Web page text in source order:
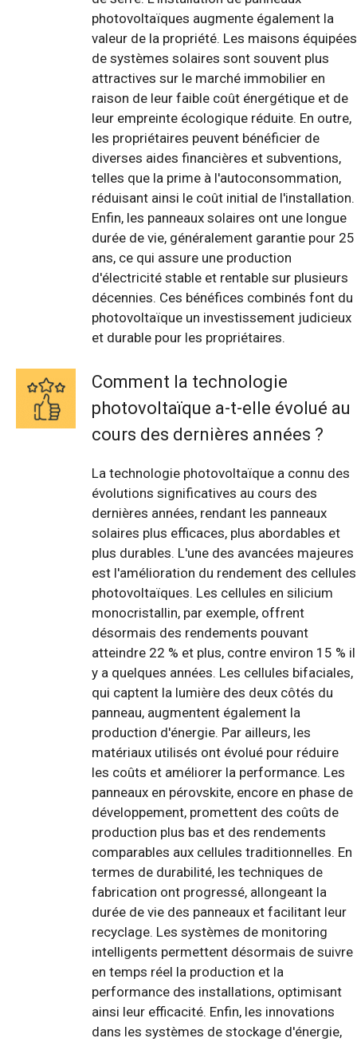
photovoltaïques augmente également la
valeur de la propriété. Les maisons équipées
de systèmes solaires sont souvent plus
attractives sur le marché immobilier en
raison de leur faible coût énergétique et de
leur empreinte écologique réduite. En outre,
les propriétaires peuvent bénéficier de
diverses aides financières et subventions,
telles que la prime à l'autoconsommation,
réduisant ainsi le coût initial de l'installation.
Enfin, les panneaux solaires ont une longue
durée de vie, généralement garantie pour 25
ans, ce qui assure une production
d'électricité stable et rentable sur plusieurs
décennies. Ces bénéfices combinés font du
photovoltaïque un investissement judicieux
et durable pour les propriétaires.
Comment la technologie
photovoltaïque a-t-elle évolué au
cours des dernières années ?
La technologie photovoltaïque a connu des
évolutions significatives au cours des
dernières années, rendant les panneaux
solaires plus efficaces, plus abordables et
plus durables. L'une des avancées majeures
est l'amélioration du rendement des cellules
photovoltaïques. Les cellules en silicium
monocristallin, par exemple, offrent
désormais des rendements pouvant
atteindre 22 % et plus, contre environ 15 % il
y a quelques années. Les cellules bifaciales,
qui captent la lumière des deux côtés du
panneau, augmentent également la
production d'énergie. Par ailleurs, les
matériaux utilisés ont évolué pour réduire
les coûts et améliorer la performance. Les
panneaux en pérovskite, encore en phase de
développement, promettent des coûts de
production plus bas et des rendements
comparables aux cellules traditionnelles. En
termes de durabilité, les techniques de
fabrication ont progressé, allongeant la
durée de vie des panneaux et facilitant leur
recyclage. Les systèmes de monitoring
intelligents permettent désormais de suivre
en temps réel la production et la
performance des installations, optimisant
ainsi leur efficacité. Enfin, les innovations
dans les systèmes de stockage d'énergie,